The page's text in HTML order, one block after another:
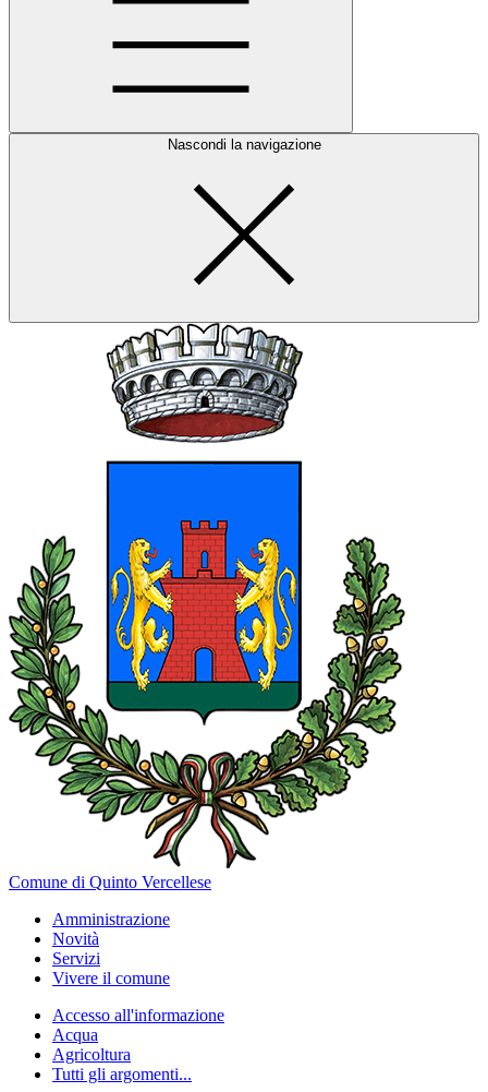
Nascondi la navigazione
Comune di Quinto Vercellese
Amministrazione
Novità
Servizi
Vivere il comune
Accesso all'informazione
Acqua
Agricoltura
Tutti gli argomenti...